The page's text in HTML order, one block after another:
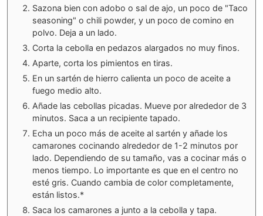
Sazona bien con adobo o sal de ajo, un poco de "Taco
seasoning" o chili powder, y un poco de comino en
polvo. Deja a un lado.
Corta la cebolla en pedazos alargados no muy finos.
Aparte, corta los pimientos en tiras.
En un sartén de hierro calienta un poco de aceite a
fuego medio alto.
Añade las cebollas picadas. Mueve por alrededor de 3
minutos. Saca a un recipiente tapado.
Echa un poco más de aceite al sartén y añade los
camarones cocinando alrededor de 1-2 minutos por
lado. Dependiendo de su tamaño, vas a cocinar más o
menos tiempo. Lo importante es que en el centro no
esté gris. Cuando cambia de color completamente,
están listos.*
Saca los camarones a junto a la cebolla y tapa.